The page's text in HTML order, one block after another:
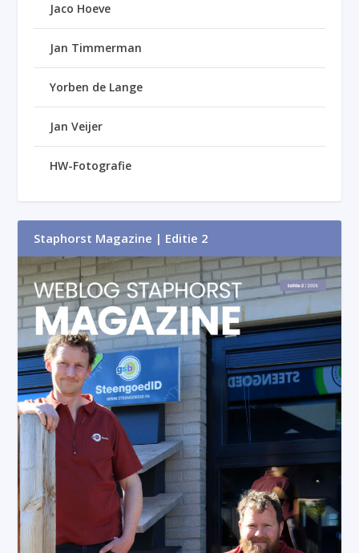
Jaco Hoeve
Jan Timmerman
Yorben de Lange
Jan Veijer
HW-Fotografie
Staphorst Magazine | Editie 2